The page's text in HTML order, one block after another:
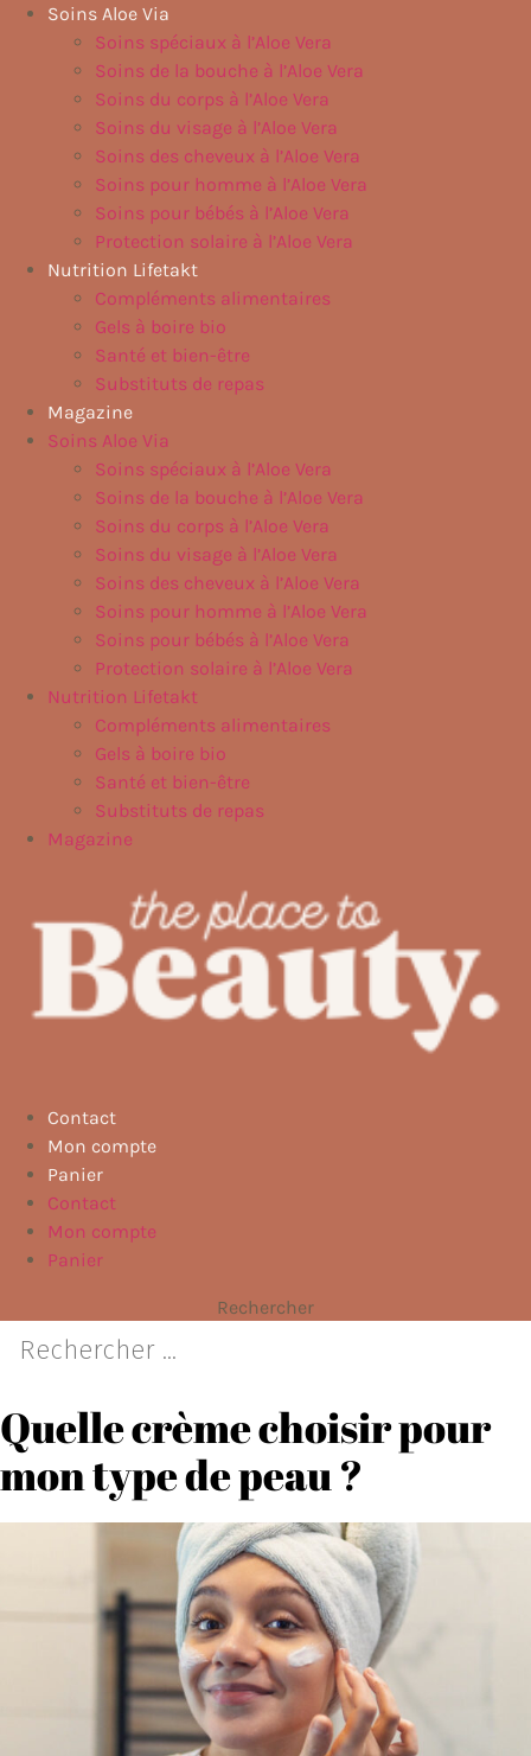
Aller
Soins Aloe Via
Soins spéciaux à l’Aloe Vera
Soins de la bouche à l’Aloe Vera
Soins du corps à l’Aloe Vera
Soins du visage à l’Aloe Vera
Soins des cheveux à l’Aloe Vera
Soins pour homme à l’Aloe Vera
Soins pour bébés à l’Aloe Vera
Protection solaire à l’Aloe Vera
Nutrition Lifetakt
Compléments alimentaires
Gels à boire bio
Santé et bien-être
Substituts de repas
Magazine
Soins Aloe Via
Soins spéciaux à l’Aloe Vera
Soins de la bouche à l’Aloe Vera
Soins du corps à l’Aloe Vera
Soins du visage à l’Aloe Vera
Soins des cheveux à l’Aloe Vera
Soins pour homme à l’Aloe Vera
Soins pour bébés à l’Aloe Vera
Protection solaire à l’Aloe Vera
Nutrition Lifetakt
Compléments alimentaires
Gels à boire bio
Santé et bien-être
Substituts de repas
Magazine
Contact
Mon compte
Panier
Contact
Mon compte
Panier
Rechercher
Quelle crème choisir pour
mon type de peau ?